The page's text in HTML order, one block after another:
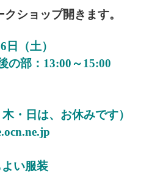
ショップ開きます。
（土）
部：13:00～15:00
・日は、お休みです）
い服装